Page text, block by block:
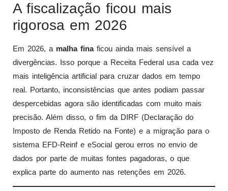
A fiscalização ficou mais
rigorosa em 2026
Em 2026, a malha finaficou ainda mais sensível a
divergências. Isso porque a Receita Federal usa cada vez
mais inteligência artificial para cruzar dados em tempo
real. Portanto, inconsistências que antes podiam passar
despercebidas agora são identificadas com muito mais
precisão. Além disso, o fim da DIRF (Declaração do
Imposto de Renda Retido na Fonte) e a migração para o
sistema EFD-Reinf e eSocial gerou erros no envio de
dados por parte de muitas fontes pagadoras, o que
explica parte do aumento nas retenções em 2026.